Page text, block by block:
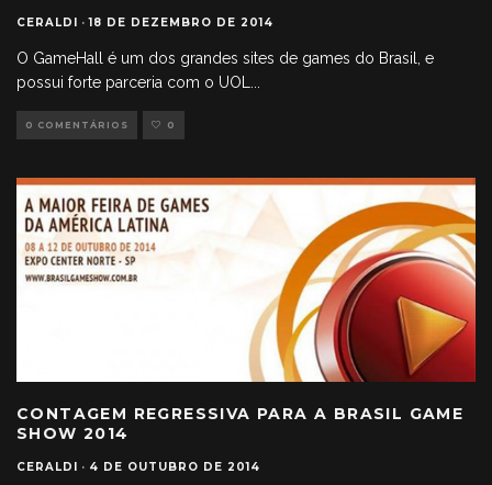
CERALDI · 18 DE DEZEMBRO DE 2014
O GameHall é um dos grandes sites de games do Brasil, e
possui forte parceria com o UOL
0 COMENTÁRIOS 0
CONTAGEM REGRESSIVA PARA A BRASIL GAME
SHOW 2014
CERALDI · 4 DE OUTUBRO DE 2014